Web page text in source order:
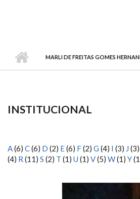
MARLI DE FREITAS GOMES
INSTITUCIONAL
A(6) C(6) D (2) E(6) F(2) G (4) I (3) J (3)
(4) R (11) S (2) T (1) U (1) V(5) W(1) Y